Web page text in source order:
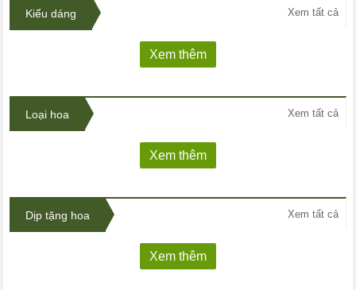
Kiểu dáng Xem tất cả
Xem thêm
Loại hoa Xem tất cả
Xem thêm
Dịp tặng hoa Xem tất cả
Xem thêm